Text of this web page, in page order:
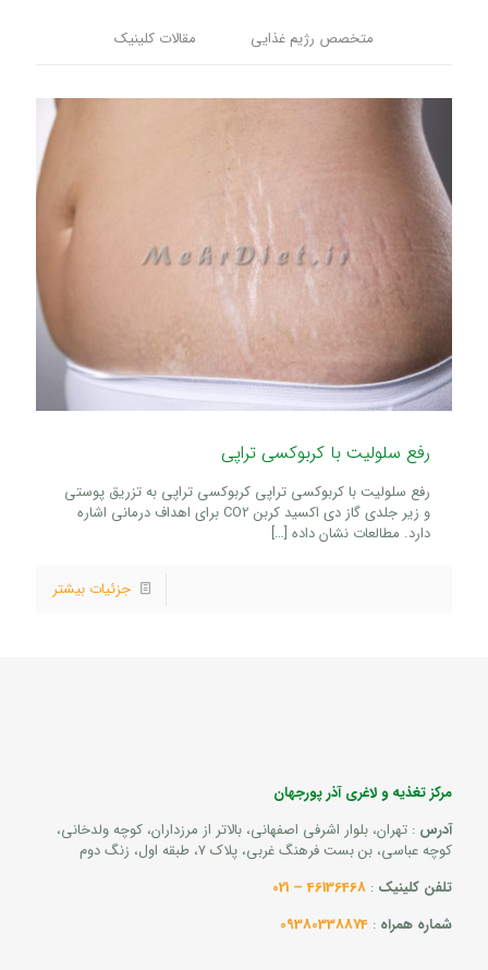
متخصص رژیم غذایی مقالات کلینیک
رفع سلولیت با کربوکسی تراپی
رفع سلولیت با کربوکسی تراپی کربوکسی تراپی به تزریق پوستی
و زیر جلدی گاز دی اکسید کربن CO2 برای اهداف درمانی اشاره
دارد. مطالعات نشان داده […]
جزئیات بیشتر
مرکز تغذیه و لاغری آذر پورجهان
آدرس : تهران، بلوار اشرفی اصفهانی، بالاتر از مرزداران، کوچه ولدخانی،
کوچه عباسی، بن بست فرهنگ غربی، پلاک 7، طبقه اول، زنگ دوم
تلفن کلینیک :
46136468 – 021
شماره همراه :
09380338874